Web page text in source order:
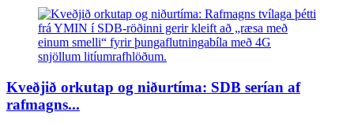
Kveðjið orkutap og niðurtíma: SDB serían af
rafmagns...